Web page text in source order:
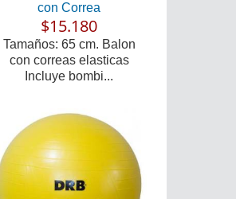
con Correa
$15.180
Tamaños: 65 cm. Balon
con correas elasticas
Incluye bombi...